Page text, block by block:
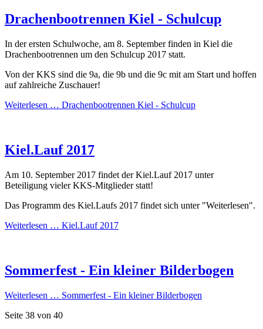
Drachenbootrennen Kiel - Schulcup
In der ersten Schulwoche, am 8. September finden in Kiel die
Drachenbootrennen um den Schulcup 2017 statt.
Von der KKS sind die 9a, die 9b und die 9c mit am Start und hoffen
auf zahlreiche Zuschauer!
Weiterlesen … Drachenbootrennen Kiel - Schulcup
Kiel.Lauf 2017
Am 10. September 2017 findet der Kiel.Lauf 2017 unter
Beteiligung vieler KKS-Mitglieder statt!
Das Programm des Kiel.Laufs 2017 findet sich unter "Weiterlesen".
Weiterlesen … Kiel.Lauf 2017
Sommerfest - Ein kleiner Bilderbogen
Weiterlesen … Sommerfest - Ein kleiner Bilderbogen
Seite 38 von 40